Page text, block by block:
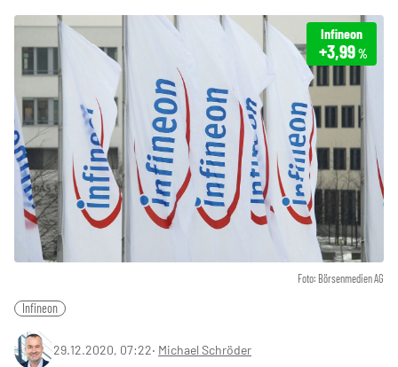
Foto: Börsenmedien AG
Infineon
+3,99%
Infineon
29.12.2020, 07:22‧ Michael Schröder